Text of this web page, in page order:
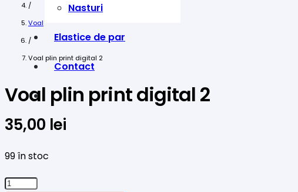
Nasturi
Elastice de par
Contact
/
Voal
/
Voal plin print digital 2
Voal plin print digital 2
35,00 lei
99 în stoc
Cantitate